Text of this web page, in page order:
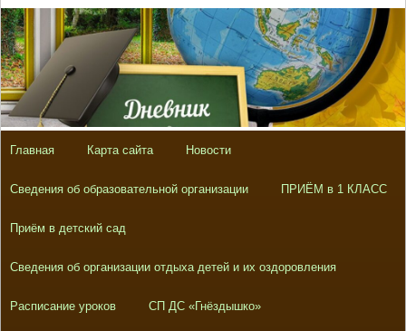
Главная Карта сайта Новости
Сведения об образовательной организации ПРИЁМ в 1 КЛАСС
Приём в детский сад
Сведения об организации отдыха детей и их оздоровления
Расписание уроков СП ДС «Гнёздышко»